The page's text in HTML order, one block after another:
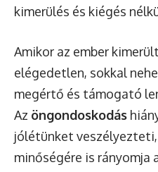
kimerülés és kiégés
Amikor az ember
elégedetlen, sokkal
megértő és támogató
Az öngondoskodás
jólétünket
minőségére is rányomja